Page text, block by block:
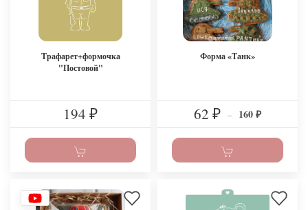
Трафарет+формочка
"Постовой"
194 ₽
Форма «Танк»
62 ₽ – 160 ₽